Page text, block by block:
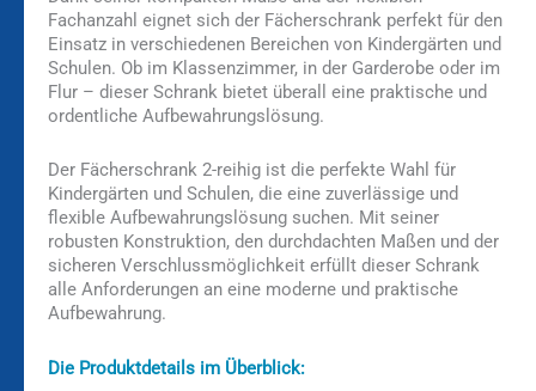
Fachanzahl eignet sich der Fächerschrank perfekt für den
Einsatz in verschiedenen Bereichen von Kindergärten und
Schulen. Ob im Klassenzimmer, in der Garderobe oder im
Flur – dieser Schrank bietet überall eine praktische und
ordentliche Aufbewahrungslösung.
Der Fächerschrank 2-reihig ist die perfekte Wahl für
Kindergärten und Schulen, die eine zuverlässige und
flexible Aufbewahrungslösung suchen. Mit seiner
robusten Konstruktion, den durchdachten Maßen und der
sicheren Verschlussmöglichkeit erfüllt dieser Schrank
alle Anforderungen an eine moderne und praktische
Aufbewahrung.
Die Produktdetails im Überblick: